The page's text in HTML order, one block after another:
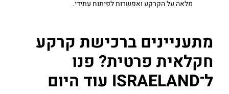
מלאה על הקרקע ואפשרות לפיתוח עתידי.
מתעניינים ברכישת קרקע
חקלאית פרטית? פנו
ל־ISRAELAND עוד היום